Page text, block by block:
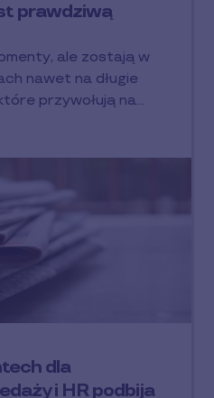
prawdziwą
ale zostają w
nawet na długie
przywołują na…
dla
i HR podbija